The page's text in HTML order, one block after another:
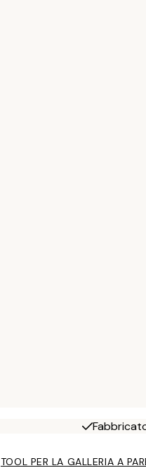
TOOL PER LA GALLERIA A